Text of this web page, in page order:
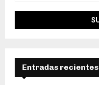
Entradas recientes